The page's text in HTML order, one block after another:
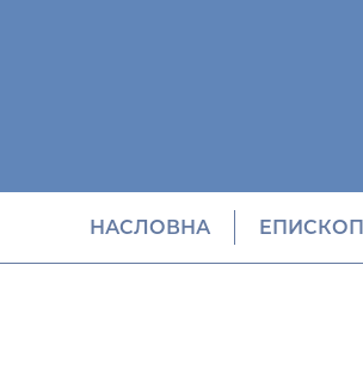
НАСЛОВНА EПИСКОП